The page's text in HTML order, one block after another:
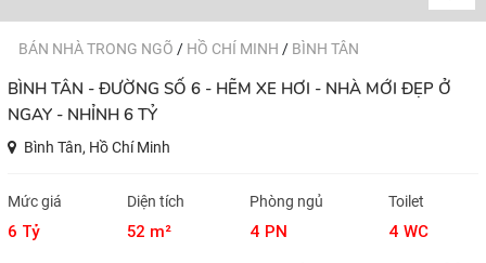
BÁN NHÀ TRONG NGÕ / HỒ CHÍ MINH / BÌNH TÂN
BÌNH TÂN - ĐƯỜNG SỐ 6 - HẼM XE HƠI - NHÀ MỚI ĐẸP Ở
NGAY - NHỈNH 6 TỶ
Bình Tân, Hồ Chí Minh
Mức giá
6 Tỷ
Diện tích
52 m²
Phòng ngủ
4 PN
Toilet
4 WC